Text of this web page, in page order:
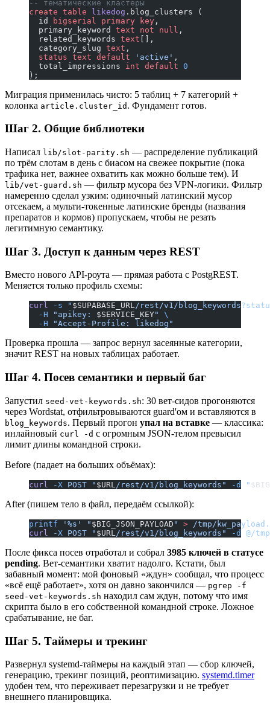
-- тематические кластеры
create table likedog .blog_clusters (
  id
bigserial primary key ,
  primary_keyword
text not null ,
  related_keywords
text [],
  category_slug
text ,
  status
text default 'active' ,
  total_impressions
int default 0
);
Миграция применилась чисто: 5 таблиц + 7 категорий +
колонка article.cluster_id . Фундамент готов.
Шаг 2. Общие библиотеки
Написал lib/slot-parity.sh — распределение публикаций
по трём слотам в день с биасом на свежее покрытие (пока
трафика нет, важнее охватить как можно больше тем). И
lib/vet-guard.sh — фильтр мусора без VPN-логики. Фильтр
намеренно сделал узким: одиночный латинский мусор
отсекаем, а мульти-токенные латинские бренды (названия
препаратов и кормов) пропускаем, чтобы не резать
легитимную семантику.
Шаг 3. Доступ к данным через REST
Вместо нового API-роута — прямая работа с PostgREST.
Меняется только профиль схемы:
curl -s " $SUPABASE_URL/rest/v1/
  -H
"apikey: $SERVICE_KEY"
\
  -H
"Accept-Profile: likedog"
Проверка прошла — запрос вернул засеянные категории,
значит REST на новых таблицах работает.
Шаг 4. Посев семантики и первый баг
Запустил seed-vet-keywords.sh: 30 вет-сидов прогоняются
через Wordstat, отфильтровываются guard'ом и вставляются в
blog_keywords. Первый прогон упал на вставке — классика:
инлайновый curl -d с огромным JSON-телом превысил
лимит длины командной строки.
Before (падает на больших объёмах):
curl -X POST " $URL /rest/v1/blog_keywords" -d "
After (пишем тело в файл, передаём ссылкой):
printf '%s' " $BIG_JSON_PAYLOAD " > /tmp/
curl
-X POST " $URL /rest/v1/blog_keywords" -d @/
После фикса посев отработал и собрал 3985 ключей в статусе
pending. Вет-семантики хватит надолго. Кстати, был
забавный момент: мой фоновый «ждун» сообщал, что процесс
«всё ещё работает», хотя он давно закончился — pgrep -f
seed-vet-keywords.sh находил сам ждун, потому что имя
скрипта было в его собственной командной строке. Ложное
срабатывание, не баг.
Шаг 5. Таймеры и трекинг
Развернул systemd-таймеры на каждый этап — сбор ключей,
генерацию, трекинг позиций, реоптимизацию. systemd.timer
удобен тем, что переживает перезагрузки и не требует
внешнего планировщика.